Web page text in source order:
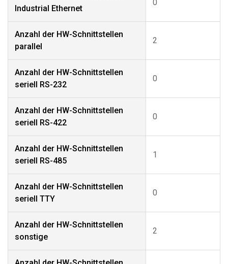
Industrial Ethernet
0
Anzahl der HW-Schnittstellen
parallel
2
Anzahl der HW-Schnittstellen
seriell RS-232
0
Anzahl der HW-Schnittstellen
seriell RS-422
0
Anzahl der HW-Schnittstellen
seriell RS-485
1
Anzahl der HW-Schnittstellen
seriell TTY
0
Anzahl der HW-Schnittstellen
sonstige
2